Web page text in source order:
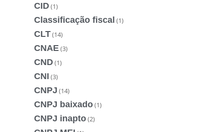
CID(1)
Classificação fiscal (1)
CLT(14)
CNAE(3)
CND(1)
CNI (3)
CNPJ (14)
CNPJ baixado(1)
CNPJ inapto(2)